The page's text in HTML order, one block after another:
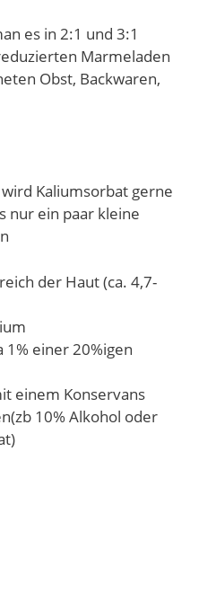
es in 2:1 und 3:1
Marmeladen
Obst, Backwaren,
Kaliumsorbat gerne
nur ein paar kleine
der Haut (ca. 4,7-
1% einer 20%igen
einem Konservans
10% Alkohol oder